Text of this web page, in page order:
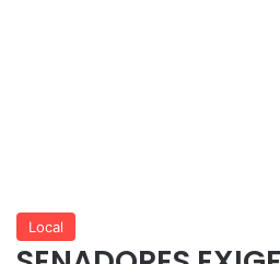
Local